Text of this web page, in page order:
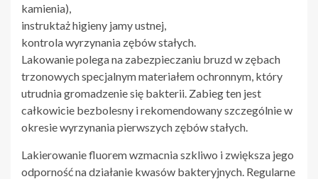
kamienia),
instruktaż higieny jamy ustnej,
kontrola wyrzynania zębów stałych.
Lakowanie polega na zabezpieczaniu bruzd w zębach
trzonowych specjalnym materiałem ochronnym, który
utrudnia gromadzenie się bakterii. Zabieg ten jest
całkowicie bezbolesny i rekomendowany szczególnie w
okresie wyrzynania pierwszych zębów stałych.
Lakierowanie fluorem wzmacnia szkliwo i zwiększa jego
odporność na działanie kwasów bakteryjnych. Regularne